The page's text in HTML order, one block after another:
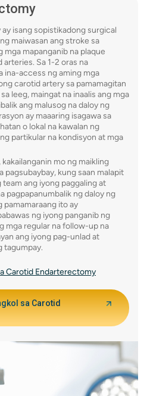
isang sopistikadong surgical
maiwasan ang stroke sa
mga mapanganib na plaque
Sa 1-2 oras na
ina-access ng aming mga
carotid artery sa pamamagitan
leeg, maingat na inaalis ang mga
ang malusog na daloy ng
ay maaaring isagawa sa
o lokal na kawalan ng
partikular na kondisyon at mga
mo ng maikling
pagsubaybay, kung saan malapit
ang iyong paggaling at
pagpapanumbalik ng daloy ng
pamamaraang ito ay
ng iyong panganib ng
mga regular na follow-up na
ang iyong pag-unlad at
tagumpay.
Carotid Endarterectomy
sa Carotid